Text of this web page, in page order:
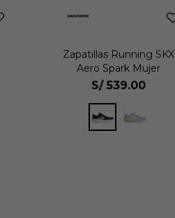
Zapatillas Running SKX
Aero Spark Mujer
S/ 539.00